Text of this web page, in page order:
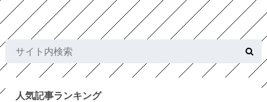
人気記事ランキング